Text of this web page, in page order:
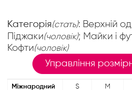
Категорія(стать): Верхній
Піджаки(чоловік); Майки і
Кофти(чоловік)
Управління
Міжнародний S M